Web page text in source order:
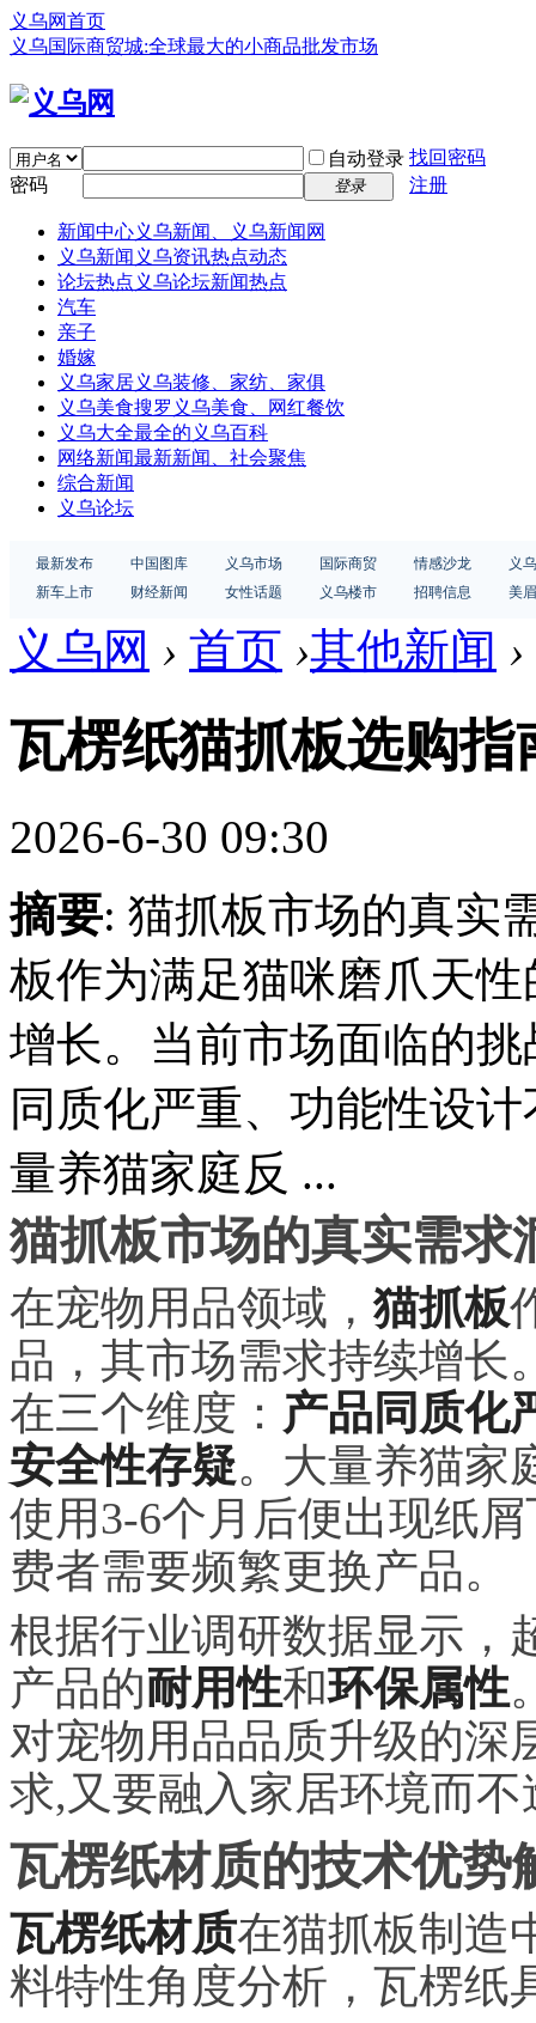
义乌网首页
义乌国际商贸城:全球最大的小商品批发市场
自动登录 找回密码
密码
登录 注册
新闻中心义乌新闻、义乌新闻网
义乌新闻 义乌资讯热点动态
论坛热点 义乌论坛新闻热点
汽车
亲子
婚嫁
义乌家居义乌装修、家纺、家俱
义乌美食搜罗义乌美食、网红餐饮
义乌大全最全的义乌百科
网络新闻最新新闻、社会聚焦
综合新闻
义乌论坛
最新发布 中国图库 义乌市场 国际商贸 情感沙龙
义
新车上市
财经新闻 女性话题 义乌楼市 招聘信息 美
义乌网 › 首页 ›其他新闻 ›
瓦楞纸猫抓板选购
2026-6-30 09:30
摘要: 猫抓板市场的真实
板作为满足猫咪磨爪天
增长。当前市场面临的
同质化严重、功能性设
量养猫家庭反 ...
猫抓板市场的真实需求
在宠物用品领域，猫抓板
品，其市场需求持续增长
在三个维度： 产品同质化
安全性存疑。大量养猫家
使用3-6个月后便出现纸
费者需要频繁更换产品。
根据行业调研数据显示，
产品的耐用性和环保属性
对宠物用品品质升级的
求,又要融入家居环境而
瓦楞纸材质的技术优势
瓦楞纸材质在猫抓板制造
料特性角度分析，瓦楞纸